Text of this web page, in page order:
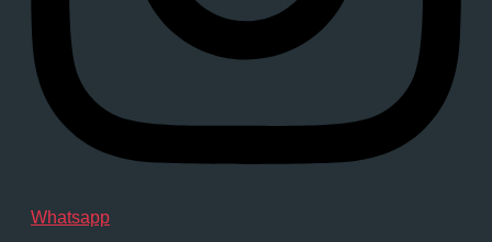
Whatsapp